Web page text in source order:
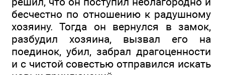
бесчестно по отношению к радушному
хозяину. Тогда он вернулся в замок,
разбудил хозяина, вызвал его на
поединок, убил, забрал драгоценности
и с чистой совестью отправился искать